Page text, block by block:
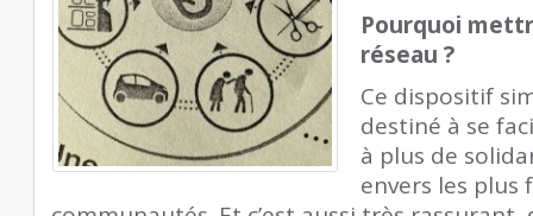
Pourquoi
réseau ?
Ce dispositif
destiné à se
à plus de
envers les plus